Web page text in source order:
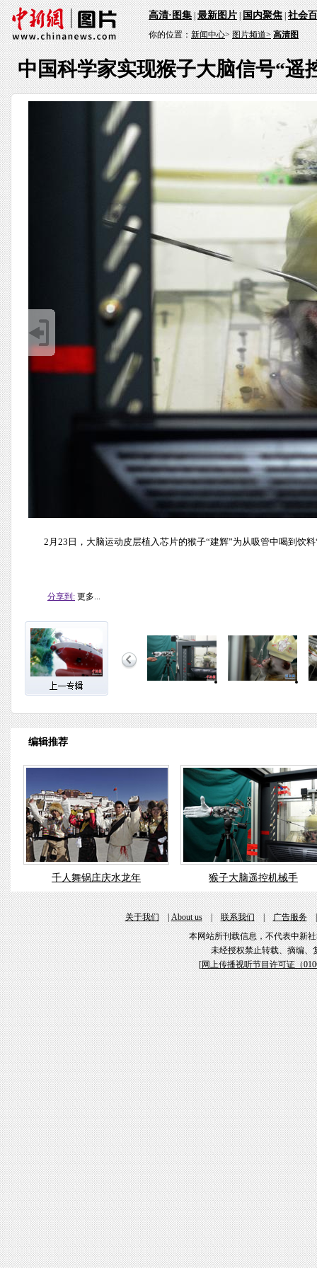
高清·图集|最新图片|国内聚焦|社会
你的位置：新闻中心>图片频道> 高清图
中国科学家实现猴子大脑信号“遥
2月23日，大脑运动皮层植入芯片的猴子“建辉”为从吸管中喝到饮
分享到: 更多...
编辑推荐
千人舞锅庄庆水龙年 猴子大脑遥控机械手
关于我们|About us|联系我们|广告服务
本网站所刊载信息，不代表中新
未经授权禁止转载、摘编、
[网上传播视听节目许可证（